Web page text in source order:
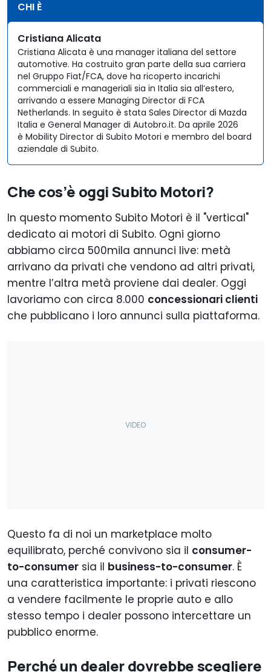
CHI È
Cristiana Alicata
Cristiana Alicata è una manager italiana del settore
automotive. Ha costruito gran parte della sua carriera
nel Gruppo Fiat/FCA, dove ha ricoperto incarichi
commerciali e manageriali sia in Italia sia all’estero,
arrivando a essere Managing Director di FCA
Netherlands. In seguito è stata Sales Director di Mazda
Italia e General Manager di Autobro.it. Da aprile 2026
è Mobility Director di Subito Motori e membro del board
aziendale di Subito.
Che cos’è oggi Subito Motori?
In questo momento Subito Motori è il "vertical"
dedicato ai motori di Subito. Ogni giorno
abbiamo circa 500mila annunci live: metà
arrivano da privati che vendono ad altri privati,
mentre l’altra metà proviene dai dealer. Oggi
lavoriamo con circa 8.000 concessionari clienti
che pubblicano i loro annunci sulla piattaforma.
Questo fa di noi un marketplace molto
equilibrato, perché convivono sia il consumer-
to-consumer sia il business-to-consumer. È
una caratteristica importante: i privati riescono
a vendere facilmente le proprie auto e allo
stesso tempo i dealer possono intercettare un
pubblico enorme.
Perché un dealer dovrebbe scegliere